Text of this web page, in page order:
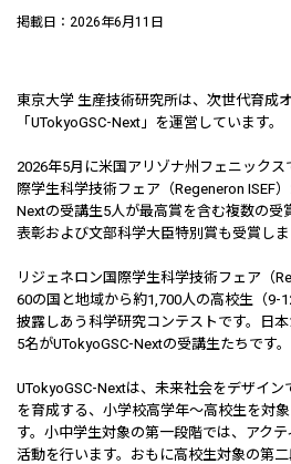
掲載日：2026年6月11日
東京大学 生産技術研究所は、次世代育成
「UTokyoGSC-Next」を運営しています。
2026年5月に米国アリゾナ州フェニック
際学生科学技術フェア（Regeneron ISEF
Nextの受講生5人が最高賞を含む複数の受
表彰および文部科学大臣特別賞も受賞しま
リジェネロン国際学生科学技術フェア（
60の国と地域から約1,700人の高校生（9-
披露しあう科学研究コンテストです。日
5名がUTokyoGSC-Nextの受講生たちです。
UTokyoGSC-Nextは、未来社会をデザイ
を育成する、小学校高学年～高校生を対
す。小中学生対象の第一段階では、アク
活動を行います。おもに高校生対象の第